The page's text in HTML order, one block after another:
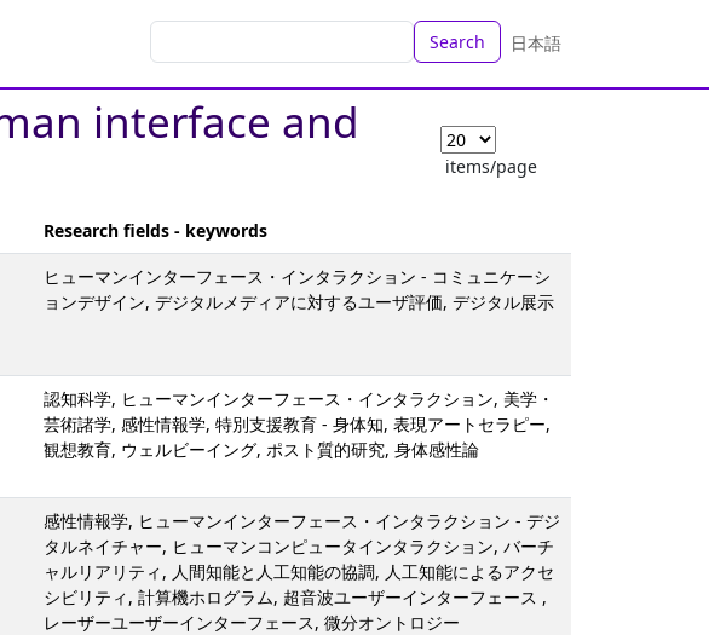
Search 日本語
interface and
items/page
Research fields - keywords
ヒューマンインターフェース・インタラクション - コミュニケーシ
ョンデザイン, デジタルメディアに対するユーザ評価, デジタル展示
認知科学, ヒューマンインターフェース・インタラクション, 美学・
芸術諸学, 感性情報学, 特別支援教育 - 身体知, 表現アートセラピー,
観想教育, ウェルビーイング, ポスト質的研究, 身体感性論
感性情報学, ヒューマンインターフェース・インタラクション - デジ
タルネイチャー, ヒューマンコンピュータインタラクション, バーチ
ャルリアリティ, 人間知能と人工知能の協調, 人工知能によるアクセ
シビリティ, 計算機ホログラム, 超音波ユーザーインターフェース ,
レーザーユーザーインターフェース, 微分オントロジー